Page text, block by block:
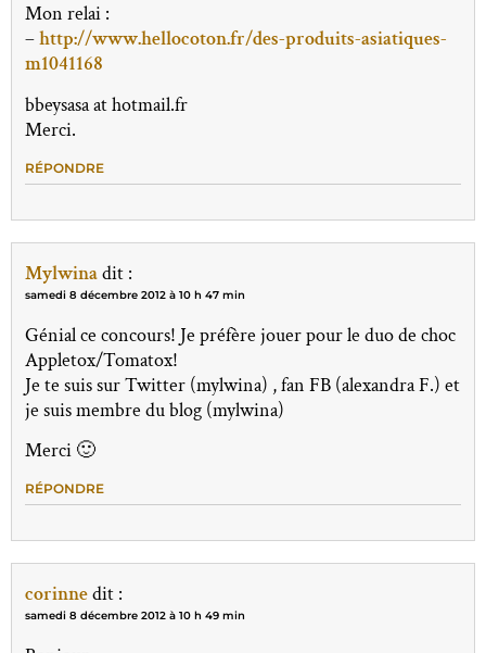
Mon relai :
–http://www.hellocoton.fr/des-produits-asiatiques-
m1041168
bbeysasa at hotmail.fr
Merci.
RÉPONDRE
Mylwinadit :
samedi 8 décembre 2012 à 10 h 47 min
Génial ce concours! Je préfère jouer pour le duo de choc
Appletox/Tomatox!
Je te suis sur Twitter (mylwina) , fan FB (alexandra F.) et
je suis membre du blog (mylwina)
Merci 🙂
RÉPONDRE
corinnedit :
samedi 8 décembre 2012 à 10 h 49 min